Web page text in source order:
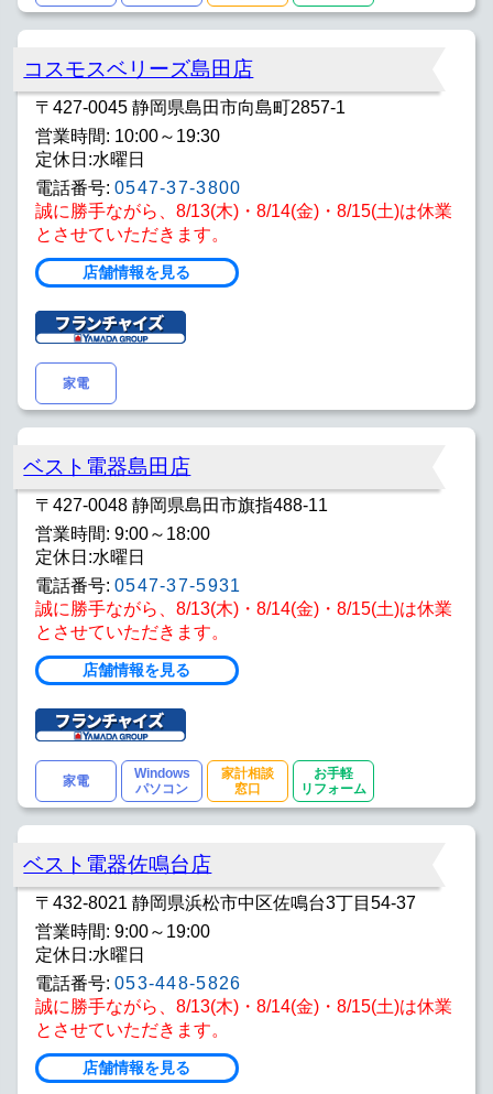
コスモスベリーズ島田店
〒427-0045 静岡県島田市向島町2857-1
営業時間: 10:00～19:30
定休日:水曜日
電話番号: 0547-37-3800
誠に勝手ながら、8/13(木)・8/14(金)・8/15(土)は休業
とさせていただきます。
店舗情報を見る
家電
ベスト電器島田店
〒427-0048 静岡県島田市旗指488-11
営業時間: 9:00～18:00
定休日:水曜日
電話番号: 0547-37-5931
誠に勝手ながら、8/13(木)・8/14(金)・8/15(土)は休業
とさせていただきます。
店舗情報を見る
家電
Windows
パソコン
家計相談
窓口
お手軽
リフォーム
ベスト電器佐鳴台店
〒432-8021 静岡県浜松市中区佐鳴台3丁目54-37
営業時間: 9:00～19:00
定休日:水曜日
電話番号: 053-448-5826
誠に勝手ながら、8/13(木)・8/14(金)・8/15(土)は休業
とさせていただきます。
店舗情報を見る